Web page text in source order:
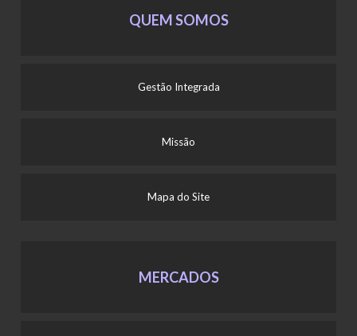
QUEM SOMOS
Gestão Integrada
Missão
Mapa do Site
MERCADOS